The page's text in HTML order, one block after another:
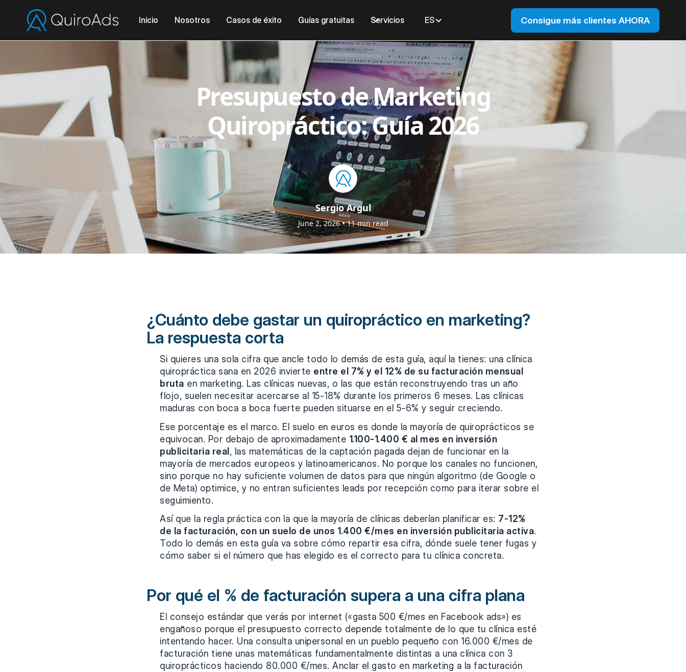
Inicio Nosotros Casos de éxito Guías gratuitas Servicios ES Consigue más clientes AHORA
Presupuesto de Marketing
Quiropráctico: Guía 2026
Sergio Argul
June 2, 2026 • 11min read
¿Cuánto debe gastar un quiropráctico en marketing?
La respuesta corta
Si quieres una sola cifra que ancle todo lo demás de esta guía, aquí la tienes: una clínica
quiropráctica sana en 2026 invierte entre el 7% y el 12% de su facturación mensual
bruta en marketing. Las clínicas nuevas, o las que están reconstruyendo tras un año
flojo, suelen necesitar acercarse al 15-18% durante los primeros 6 meses. Las clínicas
maduras con boca a boca fuerte pueden situarse en el 5-6% y seguir creciendo.
Ese porcentaje es el marco. El suelo en euros es donde la mayoría de quiroprácticos se
equivocan. Por debajo de aproximadamente 1.100-1.400 € al mes en inversión
publicitaria real, las matemáticas de la captación pagada dejan de funcionar en la
mayoría de mercados europeos y latinoamericanos. No porque los canales no funcionen,
sino porque no hay suficiente volumen de datos para que ningún algoritmo (de Google o
de Meta) optimice, y no entran suficientes leads por recepción como para iterar sobre el
seguimiento.
Así que la regla práctica con la que la mayoría de clínicas deberían planificar es: 7-12%
de la facturación, con un suelo de unos 1.400 €/mes en inversión publicitaria activa.
Todo lo demás en esta guía va sobre cómo repartir esa cifra, dónde suele tener fugas y
cómo saber si el número que has elegido es el correcto para tu clínica concreta.
Por qué el % de facturación supera a una cifra plana
El consejo estándar que verás por internet («gasta 500 €/mes en Facebook ads») es
engañoso porque el presupuesto correcto depende totalmente de lo que tu clínica esté
intentando hacer. Una consulta unipersonal en un pueblo pequeño con 16.000 €/mes de
facturación tiene unas matemáticas fundamentalmente distintas a una clínica con 3
quiroprácticos haciendo 80.000 €/mes. Anclar el gasto en marketing a la facturación